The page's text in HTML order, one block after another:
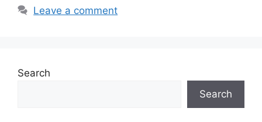
Leave a comment
Search
Search